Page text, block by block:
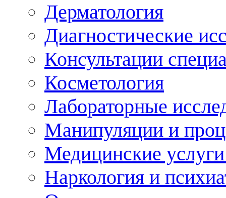
Дерматология
Диагностические
Консультации
Косметология
Лабораторные
Манипуляции и
Медицинские
Наркология и